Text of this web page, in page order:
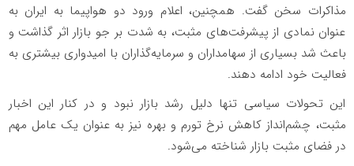
مذاکرات سخن گفت. همچنین، اعلام ورود دو هواپیما به ایران به
عنوان نمادی از پیشرفت‌های مثبت، به شدت بر جو بازار اثر گذاشت و
باعث شد بسیاری از سهامداران و سرمایه‌گذاران با امیدواری بیشتری به
فعالیت خود ادامه دهند.
این تحولات سیاسی تنها دلیل رشد بازار نبود و در کنار این اخبار
مثبت، چشم‌انداز کاهش نرخ تورم و بهره نیز به عنوان یک عامل مهم
در فضای مثبت بازار شناخته می‌شود.